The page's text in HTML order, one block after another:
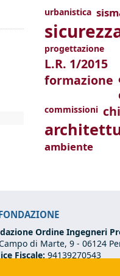
urbanistica
progettazione
L.R. 1/2015
formazione
commissioni
ambiente
Ordine Ingegneri
di Marte, 9 - 06124
Fiscale: 94139270543